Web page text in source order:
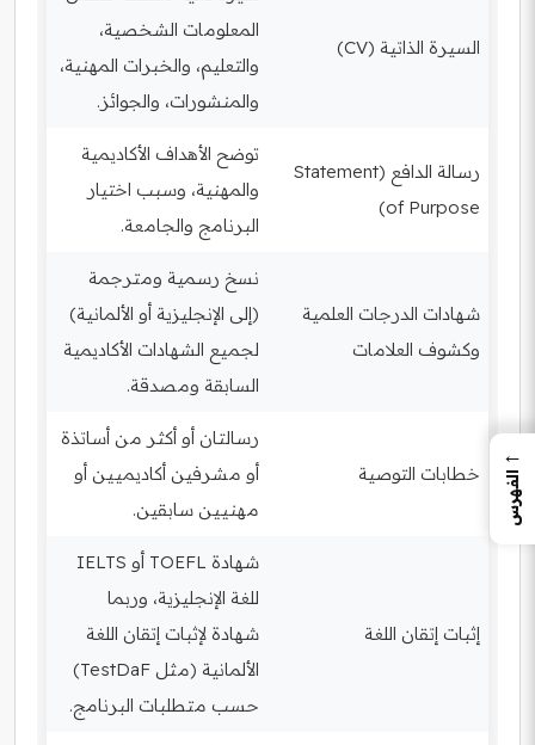
السيرة الذاتية (CV)
المعلومات الشخصية،
والتعليم، والخبرات المهنية،
والمنشورات، والجوائز.
رسالة الدافع (Statement
of Purpose)
توضح الأهداف الأكاديمية
والمهنية، وسبب اختيار
البرنامج والجامعة.
شهادات الدرجات العلمية
وكشوف العلامات
نسخ رسمية ومترجمة
(إلى الإنجليزية أو الألمانية)
لجميع الشهادات الأكاديمية
السابقة ومصدقة.
خطابات التوصية
رسالتان أو أكثر من أساتذة
أو مشرفين أكاديميين أو
مهنيين سابقين.
إثبات إتقان اللغة
شهادة TOEFL أو IELTS
للغة الإنجليزية، وربما
شهادة لإثبات إتقان اللغة
الألمانية (مثل TestDaF)
حسب متطلبات البرنامج.
←
الفهرس